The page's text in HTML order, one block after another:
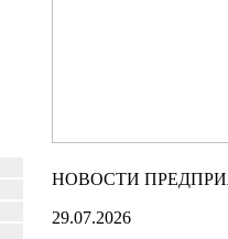
НОВОСТИ
29.07.2026